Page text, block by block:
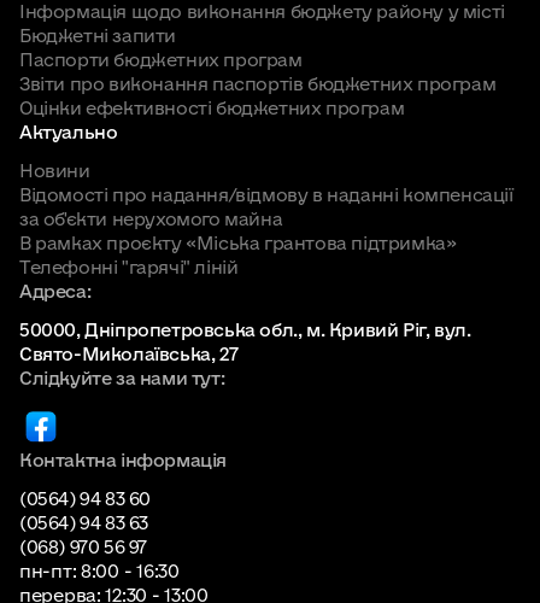
Інформація щодо виконання бюджету району у місті
Бюджетні запити
Паспорти бюджетних програм
Звіти про виконання паспортів бюджетних програм
Оцінки ефективності бюджетних програм
Актуально
Новини
Відомості про надання/відмову в наданні компенсації
за об'єкти нерухомого майна
В рамках проєкту «Міська грантова підтримка»
Телефонні "гарячі" ліній
Адреса:
50000, Дніпропетровська обл., м. Кривий Ріг, вул.
Свято-Миколаївська, 27
Слідкуйте за нами тут:
Контактна інформація
(0564) 94 83 60
(0564) 94 83 63
(068) 970 56 97
пн-пт: 8:00 - 16:30
перерва: 12:30 - 13:00